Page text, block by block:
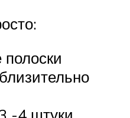
полоски